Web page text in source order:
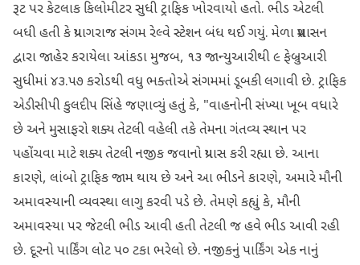
રૂટ પર કેટલાક કિલોમીટર સુધી ટ્રાફિક ખોરવાયો હતો. ભીડ એટલી
બધી હતી કે પ્રયાગરાજ સંગમ રેલ્વે સ્ટેશન બંધ થઈ ગયું. મેળા પ્રશાસન
દ્વારા જાહેર કરાયેલા આંકડા મુજબ, ૧૩ જાન્યુઆરીથી ૯ ફેબ્રુઆરી
સુધીમાં ૪૩.૫૭ કરોડથી વધુ ભક્તોએ સંગમમાં ડૂબકી લગાવી છે. ટ્રાફિક
એડીસીપી કુલદીપ સિંહે જણાવ્યું હતું કે, "વાહનોની સંખ્યા ખૂબ વધારે
છે અને મુસાફરો શક્ય તેટલી વહેલી તકે તેમના ગંતવ્ય સ્થાન પર
પહોંચવા માટે શક્ય તેટલી નજીક જવાનો પ્રયાસ કરી રહ્યા છે. આના
કારણે, લાંબો ટ્રાફિક જામ થાય છે અને આ ભીડને કારણે, અમારે મૌની
અમાવસ્યાની વ્યવસ્થા લાગુ કરવી પડે છે. તેમણે કહ્યું કે, મૌની
અમાવસ્યા પર જેટલી ભીડ આવી હતી તેટલી જ હવે ભીડ આવી રહી
છે. દૂરનો પાર્કિંગ લોટ ૫૦ ટકા ભરેલો છે. નજીકનું પાર્કિંગ એક નાનું